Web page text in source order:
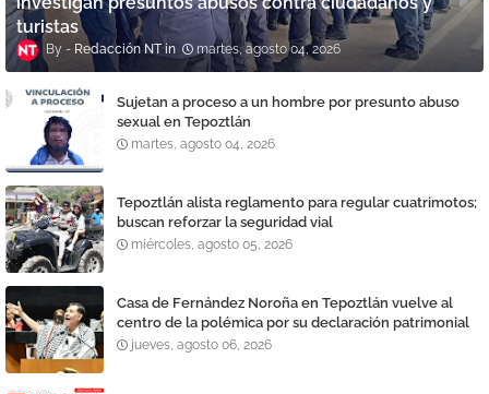
turistas
Redacción NT martes, agosto 04, 2026
Sujetan a proceso a un hombre por presunto abuso
sexual en Tepoztlán
martes, agosto 04, 2026
Tepoztlán alista reglamento para regular cuatrimotos;
buscan reforzar la seguridad vial
miércoles, agosto 05, 2026
Casa de Fernández Noroña en Tepoztlán vuelve al
centro de la polémica por su declaración patrimonial
jueves, agosto 06, 2026